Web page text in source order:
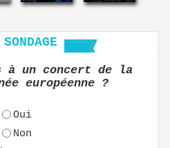
SONDAGE
à un concert de la
européenne ?
Oui
Non